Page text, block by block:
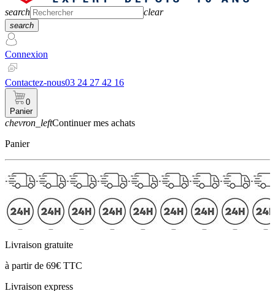
search clear
search
Connexion
Contactez-nous03 24 27 42 16
0
Panier
chevron_leftContinuer mes achats
Panier
Livraison gratuite
à partir de 69€ TTC
Livraison express